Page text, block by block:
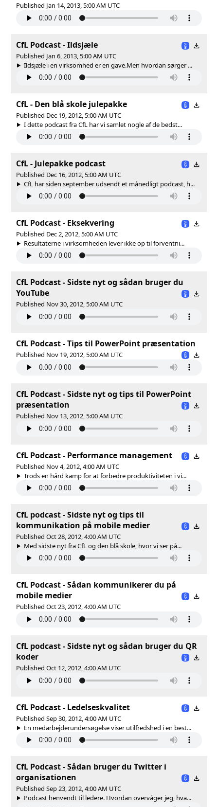
Published Jan 14, 2013, 5:00 AM UTC
CfL Podcast - Ildsjæle
Published Jan 6, 2013, 5:00 AM UTC
Ildsjæle i en virksomhed er en gave.Men hvordan sørger ...
CfL - Den blå skole julepakke
Published Dec 19, 2012, 5:00 AM UTC
I dette podcast fra CfL har vi samlet nogle af de bedst...
CfL - Julepakke podcast
Published Dec 16, 2012, 5:00 AM UTC
CfL har siden september udsendt et månedligt podcast, h...
CfL Podcast - Eksekvering
Published Dec 2, 2012, 5:00 AM UTC
Resultaterne i virksomheden lever ikke op til forventni...
CfL Podcast - Sidste nyt og sådan bruger du
YouTube
Published Nov 30, 2012, 5:00 AM UTC
CfL Podcast - Tips til PowerPoint præsentation
Published Nov 19, 2012, 5:00 AM UTC
CfL Podcast - Sidste nyt og tips til PowerPoint
præsentation
Published Nov 13, 2012, 5:00 AM UTC
CfL Podcast - Performance management
Published Nov 4, 2012, 4:00 AM UTC
Trods en hård kamp for at forbedre produktiviteten i vi...
CfL podcast - Sidste nyt og tips til
kommunikation på mobile medier
Published Oct 28, 2012, 4:00 AM UTC
Med sidste nyt fra CfL og den blå skole, hvor vi ser på...
CfL Podcast - Sådan kommunikerer du på
mobile medier
Published Oct 23, 2012, 4:00 AM UTC
CfL podcast - Sidste nyt og sådan bruger du QR
koder
Published Oct 12, 2012, 4:00 AM UTC
CfL Podcast - Ledelseskvalitet
Published Sep 30, 2012, 4:00 AM UTC
En medarbejderundersøgelse viser utilfredshed i en best...
CfL Podcast - Sådan bruger du Twitter i
organisationen
Published Sep 23, 2012, 4:00 AM UTC
Podcast henvendt til ledere. Hvordan overvåger jeg, hva...